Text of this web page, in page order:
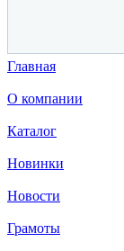
Главная
О компании
Каталог
Новинки
Новости
Грамоты